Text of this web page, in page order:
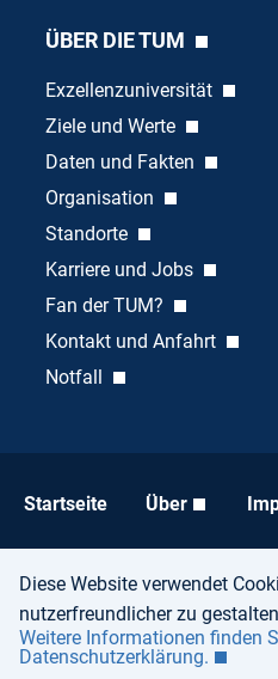
Diese Website verwendet
nutzerfreundlicher zu
Weitere Informationen finden
Datenschutzerklärung.
ÜBER DIE TUM
Exzellenzuniversität
Ziele und Werte
Daten und Fakten
Organisation
Standorte
Karriere und Jobs
Fan der TUM?
Kontakt und Anfahrt
Notfall
Startseite Über